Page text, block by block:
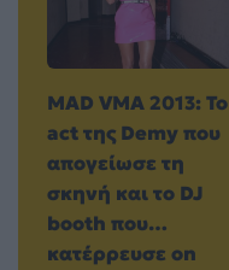
MAD VMA 2013: Το
act της Demy που
απογείωσε τη
σκηνή και το DJ
booth που…
κατέρρευσε on